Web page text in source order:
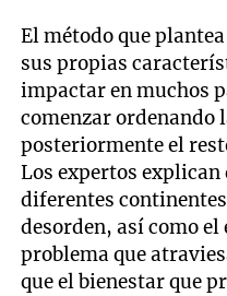
El método que
sus propias
impactar en muchos
comenzar ordenando
posteriormente el
Los expertos explican
diferentes
desorden, así como el
problema que
que el bienestar que